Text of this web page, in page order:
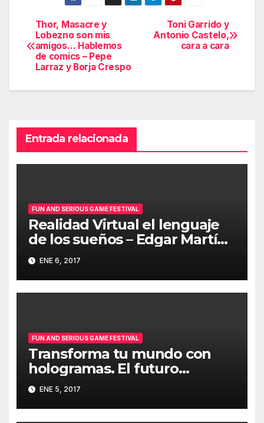
Navegación
de
entradas
Toni Garrido y
Antonio Castelo,
cara a cara
Thor, Masacre y
Lobezno son mis
amigos… Hablemos
de comics – Pepe
Larraz y Borja Crespo
Entrada relacionada
FUN AND SERIOUS GAME FESTIVAL
Realidad Virtual el lenguaje
de los sueños – Edgar Martín-
Blas
ENE 6, 2017
FUN AND SERIOUS GAME FESTIVAL
Transforma tu mundo con
hologramas. El futuro
tecnológico y la industria 4.0
– Javier Ortizá
ENE 5, 2017